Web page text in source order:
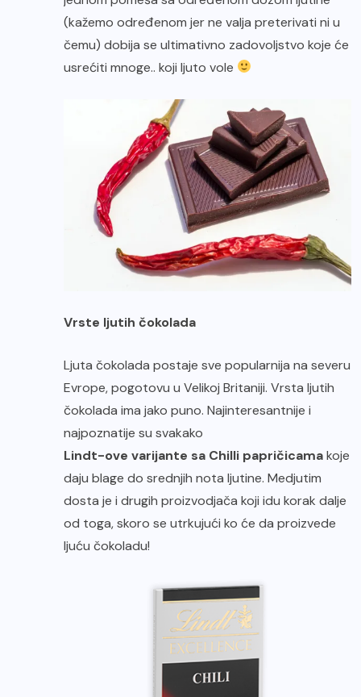
(kažemo određenom jer ne valja preterivati ni u
čemu) dobija se ultimativno zadovoljstvo koje će
usrećiti mnoge.. koji ljuto vole
Vrste ljutih čokolada
Ljuta čokolada postaje sve popularnija na severu
Evrope, pogotovu u Velikoj Britaniji. Vrsta ljutih
čokolada ima jako puno. Najinteresantnije i
najpoznatije su svakako
Lindt-ove varijante sa Chilli papričicamakoje
daju blage do srednjih nota ljutine. Medjutim
dosta je i drugih proizvodjača koji idu korak dalje
od toga, skoro se utrkujući ko će da proizvede
ljuću čokoladu!